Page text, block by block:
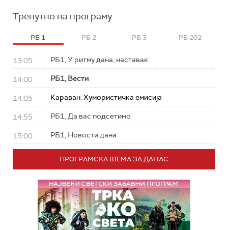
Тренутно на програму
РБ 1 РБ 2 РБ 3 РБ 202
13:05 РБ1, У ритму дана, наставак
14:00 РБ1, Вести
14:05 Караван: Хумористичка емисија
14:55 РБ1, Да вас подсетимо
15:00 РБ1, Новости дана
ПРОГРАМСКА ШЕМА ЗА ДАНАС